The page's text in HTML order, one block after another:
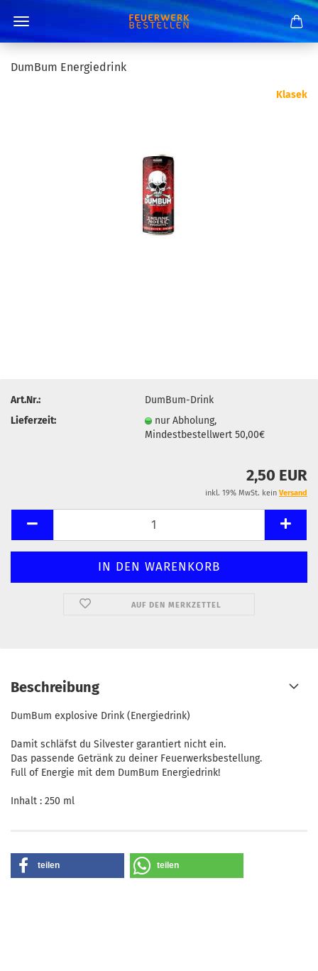
DumBum Energiedrink
Klasek
Art.Nr.:
DumBum-Drink
Lieferzeit:
nur Abholung,
Mindestbestellwert 50,00€
2,50 EUR
inkl. 19% MwSt. kein Versand
AUF DEN MERKZETTEL
Beschreibung
DumBum explosive Drink (Energiedrink)
Damit schläfst du Silvester garantiert nicht ein.
Das passende Getränk zu deiner Feuerwerksbestellung.
Full of Energie mit dem DumBum Energiedrink!
Inhalt : 250 ml
teilen teilen